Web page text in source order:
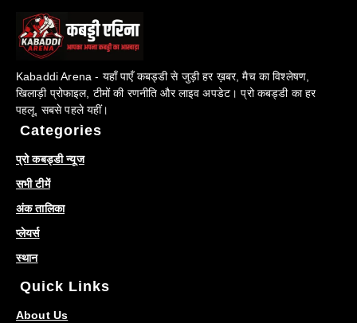
Kabaddi Arena - यहाँ पाएँ कबड्डी से जुड़ी हर ख़बर, मैच का विश्लेषण,
खिलाड़ी प्रोफाइल, टीमों की रणनीति और लाइव अपडेट। प्रो कबड्डी का हर
पहलू, सबसे पहले यहीं।
Categories
प्रो कबड्डी न्यूज
सभी टीमें
अंक तालिका
प्लेयर्स
स्थान
Quick Links
About Us